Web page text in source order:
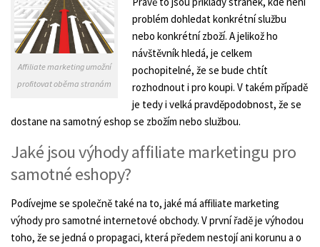
Affiliate marketing umožní
profitovat oběma stranám
problém dohledat konkrétní službu
nebo konkrétní zboží. A jelikož ho
návštěvník hledá, je celkem
pochopitelné, že se bude chtít
rozhodnout i pro koupi. V takém případě
je tedy i velká pravděpodobnost, že se
dostane na samotný eshop se zbožím nebo službou.
Jaké jsou výhody affiliate marketingu pro
samotné eshopy?
Podívejme se společně také na to, jaké má affiliate marketing
výhody pro samotné internetové obchody. V první řadě je výhodou
toho, že se jedná o propagaci, která předem nestojí ani korunu a o